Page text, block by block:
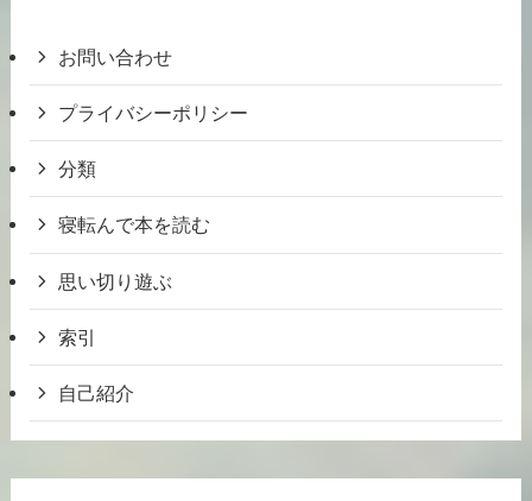
お問い合わせ
プライバシーポリシー
分類
寝転んで本を読む
思い切り遊ぶ
索引
自己紹介